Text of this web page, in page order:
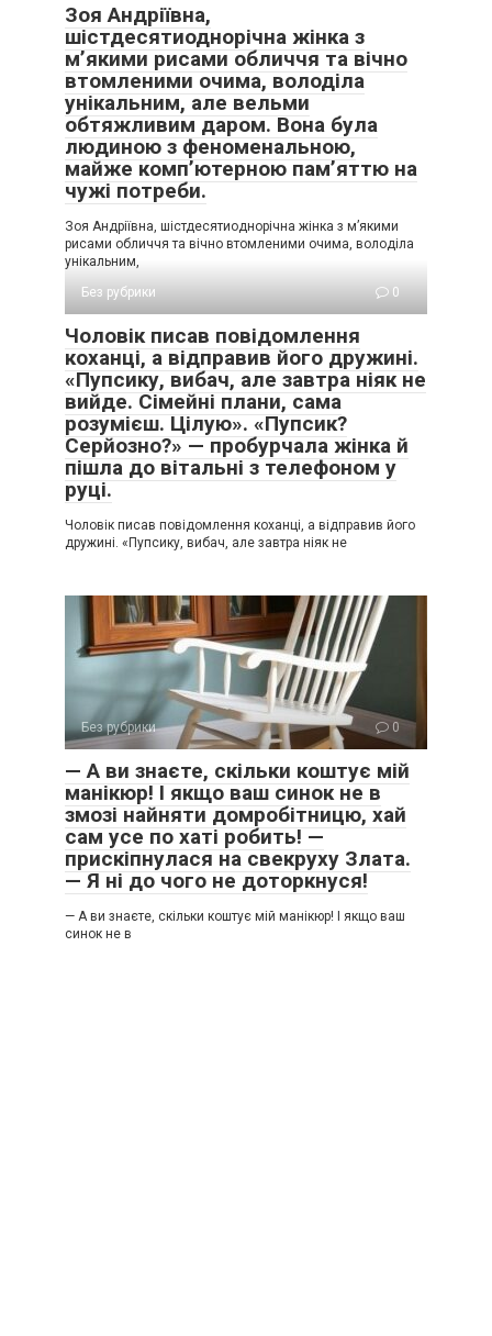
Зоя Андріївна,
шістдесятиоднорічна жінка з
м’якими рисами обличчя та вічно
втомленими очима, володіла
унікальним, але вельми
обтяжливим даром. Вона була
людиною з феноменальною,
майже комп’ютерною пам’яттю на
чужі потреби.
Зоя Андріївна, шістдесятиоднорічна жінка з м’якими
рисами обличчя та вічно втомленими очима, володіла
унікальним,
Без рубрики
0
Чоловік писав повідомлення
коханці, а відправив його дружині.
«Пупсику, вибач, але завтра ніяк не
вийде. Сімейні плани, сама
розумієш. Цілую». «Пупсик?
Серйозно?» — пробурчала жінка й
пішла до вітальні з телефоном у
руці.
Чоловік писав повідомлення коханці, а відправив його
дружині. «Пупсику, вибач, але завтра ніяк не
Без рубрики 0
— А ви знаєте, скільки коштує мій
манікюр! І якщо ваш синок не в
змозі найняти домробітницю, хай
сам усе по хаті робить! —
прискіпнулася на свекруху Злата.
— Я ні до чого не доторкнуся!
— А ви знаєте, скільки коштує мій манікюр! І якщо ваш
синок не в